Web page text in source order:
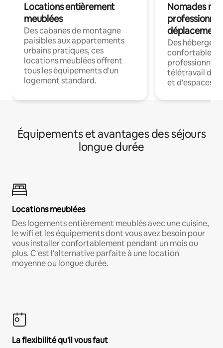
Locations entièrement
meublées
Des cabanes de montagne
paisibles aux appartements
urbains pratiques, ces
locations meublées offrent
tous les équipements d'un
logement standard.
Nomades
déplacement
Des
confortables
professionnels
télétravail
et d'espaces
Équipements et avantages des séjours
longue durée
Locations meublées
Des logements entièrement meublés avec une cuisine,
le wifi et les équipements dont vous avez besoin pour
vous installer confortablement pendant un mois ou
plus. C'est l'alternative parfaite à une location
moyenne ou longue durée.
La flexibilité qu'il vous faut